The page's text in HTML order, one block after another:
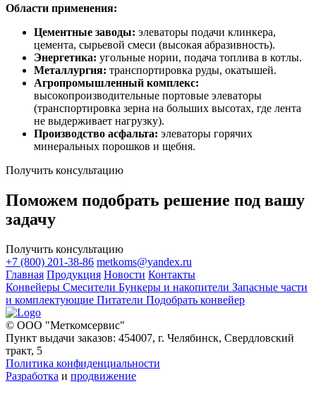
Области применения:
Цементные заводы: элеваторы подачи клинкера,
цемента, сырьевой смеси (высокая абразивность).
Энергетика: угольные нории, подача топлива в котлы.
Металлургия: транспортировка руды, окатышей.
Агропромышленный комплекс:
высокопроизводительные портовые элеваторы
(транспортировка зерна на больших высотах, где лента
не выдерживает нагрузку).
Производство асфальта: элеваторы горячих
минеральных порошков и щебня.
Получить консультацию
Поможем подобрать решение под вашу
задачу
Получить консультацию
+7 (800) 201-38-86 metkoms@yandex.ru
Главная Продукция Новости Контакты
Конвейеры Смесители Бункеры и накопители Запасные части
и комплектующие Питатели Подобрать конвейер
© ООО "Меткомсервис"
Пункт выдачи заказов: 454007, г. Челябинск, Свердловский
тракт, 5
Политика конфиденциальности
Разработка и продвижение